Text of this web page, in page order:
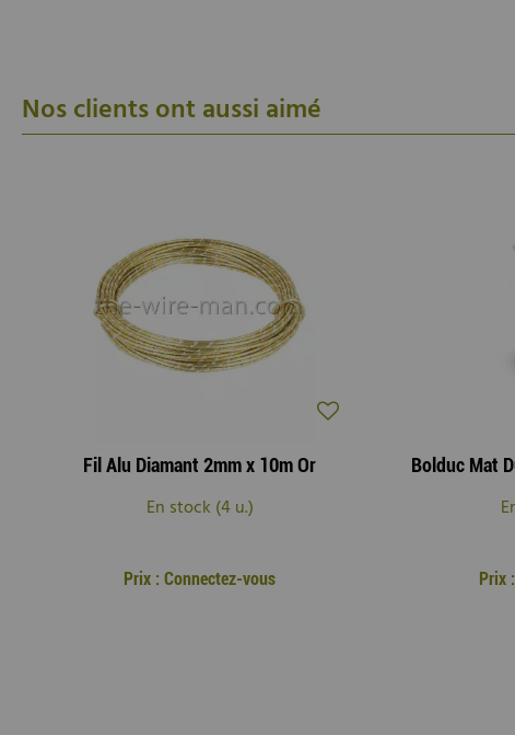
Nos clients ont aussi aimé
Fil Alu Diamant 2mm x 10m Or
En stock (4 u.)
Prix : Connectez-vous
Bolduc Mat
Prix